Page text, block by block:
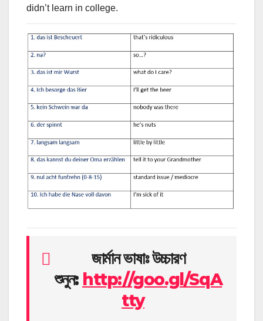
didn’t learn in college.
জার্মান ভাষাঃ উচ্চারণ
শুনুন: http://goo.gl/SqA
tty